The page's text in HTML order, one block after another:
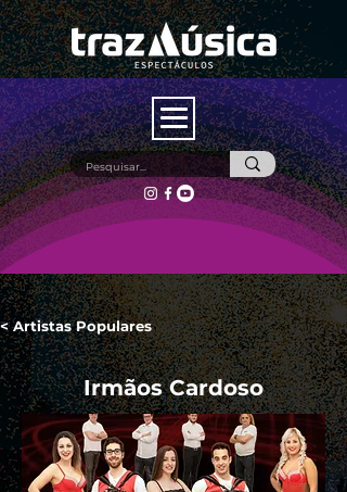
< Artistas Populares
Irmãos Cardoso